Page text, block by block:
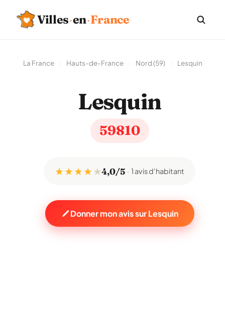
Villes·en·France
La France Hauts-de-France Nord (59) Lesquin
Lesquin
59810
★ ★ ★ ★★4,0/5 1 avis d'habitant
Donner mon avis sur Lesquin